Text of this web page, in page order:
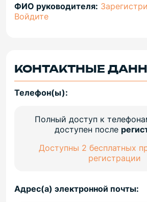
ФИО руководителя:
Войдите
КОНТАКТНЫЕ
Телефон(ы):
Полный доступ к
доступен после
Доступны 2 бесплатных
регистрации
Адрес(а) электронной почты: